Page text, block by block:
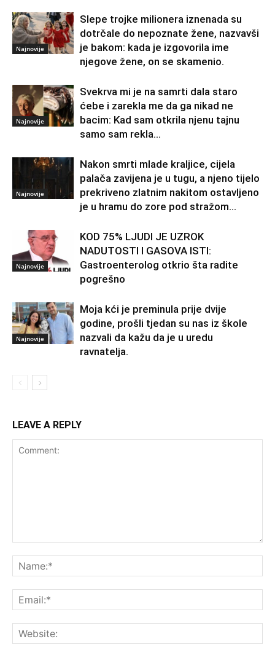
Najnovije
Slepe trojke milionera iznenada su
dotrčale do nepoznate žene, nazvavši
je bakom: kada je izgovorila ime
njegove žene, on se skamenio.
Najnovije
Svekrva mi je na samrti dala staro
ćebe i zarekla me da ga nikad ne
bacim: Kad sam otkrila njenu tajnu
samo sam rekla...
Najnovije
Nakon smrti mlade kraljice, cijela
palača zavijena je u tugu, a njeno tijelo
prekriveno zlatnim nakitom ostavljeno
je u hramu do zore pod stražom...
Najnovije
KOD 75% LJUDI JE UZROK
NADUTOSTI I GASOVA ISTI:
Gastroenterolog otkrio šta radite
pogrešno
Najnovije
Moja kći je preminula prije dvije
godine, prošli tjedan su nas iz škole
nazvali da kažu da je u uredu
ravnatelja.
LEAVE A REPLY